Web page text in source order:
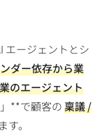
エージェントとシ
ダー依存から業
のエージェント
」**で顧客の稟議 /
。